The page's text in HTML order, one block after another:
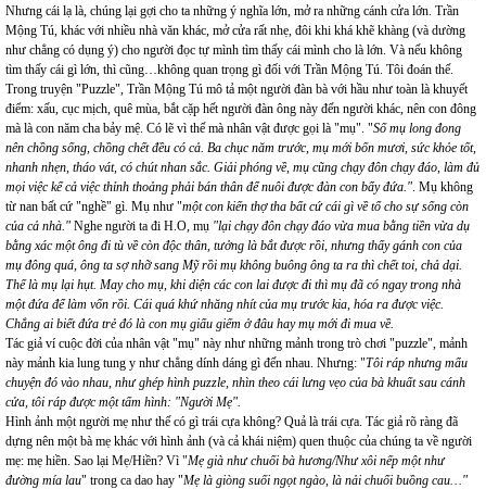
Nhưng cái lạ là, chúng lại gợi cho ta những ý nghĩa lớn, mở ra những cánh cửa lớn. Trần
Mộng Tú, khác với nhiều nhà văn khác, mở cửa rất nhẹ, đôi khi khá khẽ khàng (và dường
như chẳng có dụng ý) cho người đọc tự mình tìm thấy cái mình cho là lớn. Và nếu không
tìm thấy cái gì lớn, thì cũng…không quan trọng gì đối với Trần Mộng Tú. Tôi đoán thế.
Trong truyện "Puzzle", Trần Mộng Tú mô tả một người đàn bà với hầu như toàn là khuyết
điểm: xấu, cục mịch, quê mùa, bắt cặp hết người đàn ông này đến người khác, nên con đông
mà là con năm cha bảy mệ. Có lẽ vì thế mà nhân vật được gọi là "mụ". "Số mụ long đong
nên chồng sống, chồng chết đều có cả. Ba chục năm trước, mụ mới bốn mươi, sức khỏe tốt,
nhanh nhẹn, tháo vát, có chút nhan sắc. Giải phóng về, mụ cũng chạy đôn chạy đáo, làm đủ
mọi việc kể cả việc thỉnh thoảng phải bán thân để nuôi được đàn con bẩy đứa.". Mụ không
từ nan bất cứ "nghề" gì. Mụ như "một con kiến thợ tha bất cứ cái gì về tổ cho sự sống còn
của cả nhà." Nghe người ta đi H.O, mụ "lại chạy đôn chạy đáo vừa mua bằng tiền vừa dụ
bằng xác một ông đi tù về còn độc thân, tưởng là bắt được rồi, nhưng thấy gánh con của
mụ đông quá, ông ta sợ nhỡ sang Mỹ rồi mụ không buông ông ta ra thì chết toi, chả dại.
Thế là mụ lại hụt. May cho mụ, khi diện các con lai được đi thì mụ đã có ngay trong nhà
một đứa để làm vốn rồi. Cái quá khứ nhăng nhít của mụ trước kia, hóa ra được việc.
Chẳng ai biết đứa trẻ đó là con mụ giấu giếm ở đâu hay mụ mới đi mua về.
Tác giả ví cuộc đời của nhân vật "mụ" này như những mảnh trong trò chơi "puzzle", mảnh
này mảnh kia lung tung y như chẳng dính dáng gì đến nhau. Nhưng: "Tôi ráp nhưng mẩu
chuyện đó vào nhau, như ghép hình puzzle, nhìn theo cái lưng vẹo của bà khuất sau cánh
cửa, tôi ráp được một tấm hình: "Người Mẹ".
Hình ảnh một người mẹ như thế có gì trái cựa không? Quả là trái cựa. Tác giả rõ ràng đã
dựng nên một bà mẹ khác với hình ảnh (và cả khái niệm) quen thuộc của chúng ta về người
mẹ: mẹ hiền. Sao lại Mẹ/Hiền? Vì "Mẹ già như chuối bà hương/Như xôi nếp một như
đường mía lau" trong ca dao hay "Mẹ là giòng suối ngọt ngào, là nải chuối buồng cau…"